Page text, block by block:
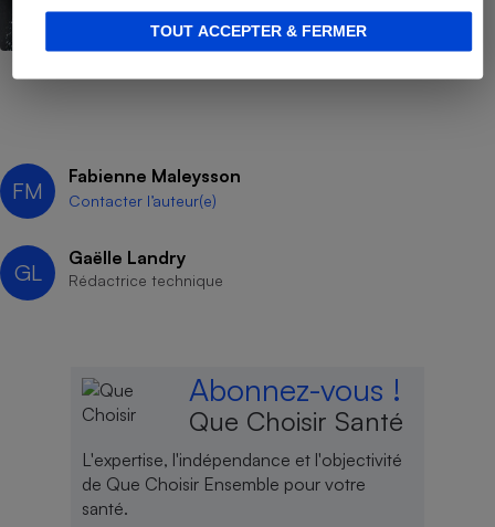
TOUT ACCEPTER & FERMER
FM
Fabienne Maleysson
Contacter l’auteur(e)
GL
Gaëlle Landry
Rédactrice technique
Abonnez-vous !
Que Choisir Santé
L'expertise, l'indépendance et l'objectivité
de Que Choisir Ensemble pour votre
santé.